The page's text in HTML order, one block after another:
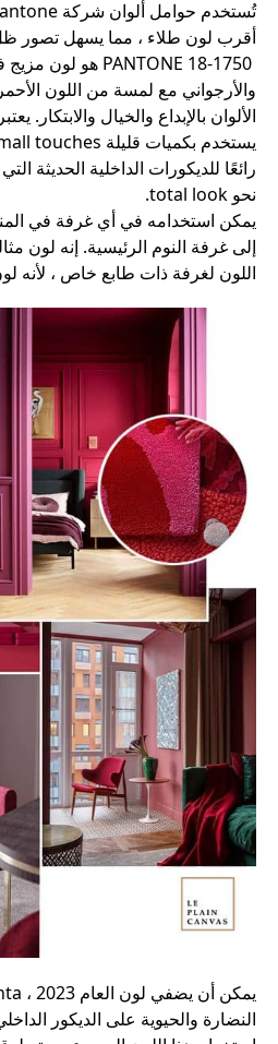
أقرب لون طلاء ، مما يسهل تصور
PANTONE هو لون مزيج
والأرجواني مع لمسة من اللون
الألوان بالإبداع والخيال والابتكار.
رائعًا للديكورات الداخلية الحديثة
نحو total look.
يمكن استخدامه في أي غرفة في
إلى غرفة النوم الرئيسية. إنه لون
اللون لغرفة ذات طابع خاص ، لأنه
النضارة والحيوية على الديكور